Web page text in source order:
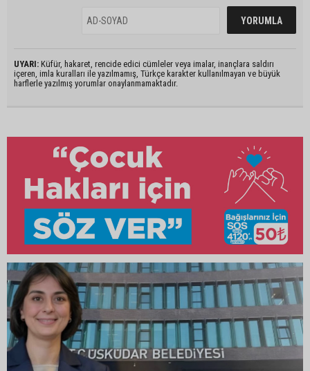
UYARI: Küfür, hakaret, rencide edici cümleler veya imalar, inançlara saldırı
içeren, imla kuralları ile yazılmamış, Türkçe karakter kullanılmayan ve büyük
harflerle yazılmış yorumlar onaylanmamaktadır.